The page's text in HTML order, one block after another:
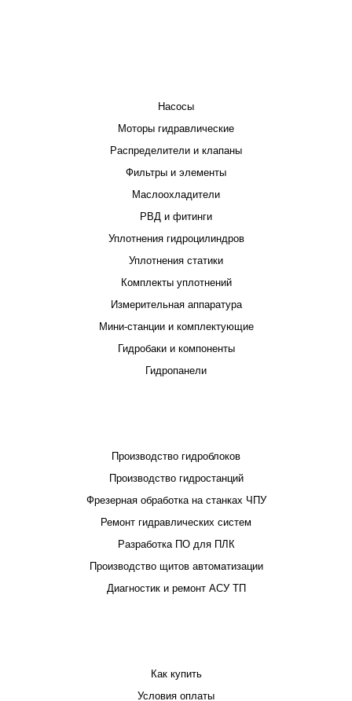
Насосы
Моторы гидравлические
Распределители и клапаны
Фильтры и элементы
Маслоохладители
РВД и фитинги
Уплотнения гидроцилиндров
Уплотнения статики
Комплекты уплотнений
Измерительная аппаратура
Мини-станции и комплектующие
Гидробаки и компоненты
Гидропанели
Производство гидроблоков
Производство гидростанций
Фрезерная обработка на станках ЧПУ
Ремонт гидравлических систем
Разработка ПО для ПЛК
Производство щитов автоматизации
Диагностик и ремонт АСУ ТП
Как купить
Условия оплаты